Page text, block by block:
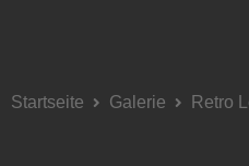
Startseite Galerie Retro